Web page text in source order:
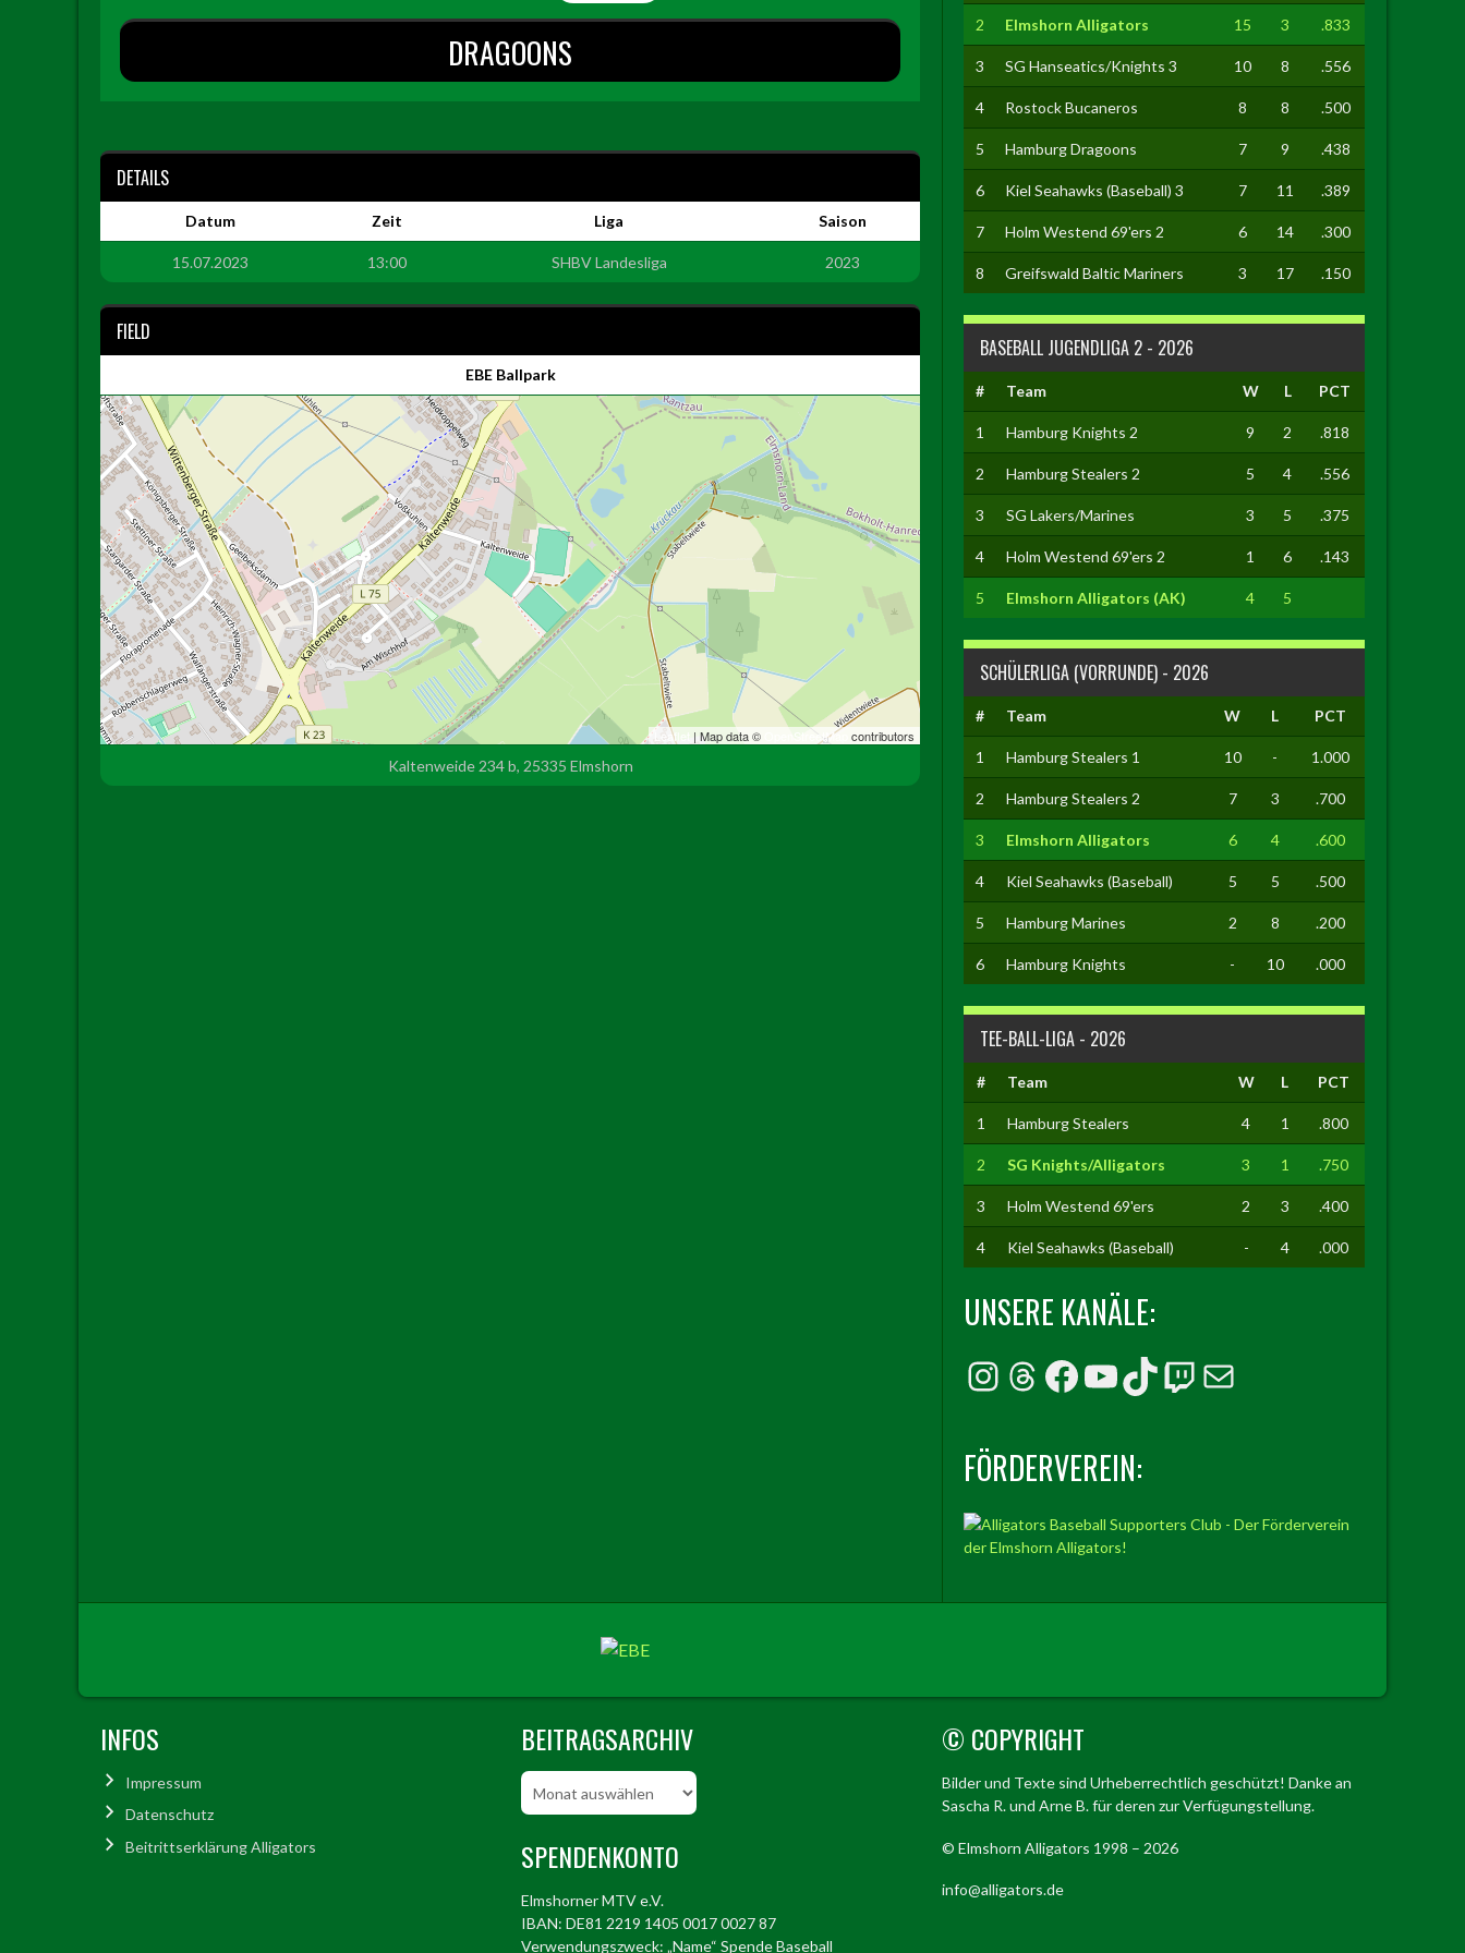
DRAGOONS
DETAILS
Datum Zeit Liga Saison
15.07.2023 13:00 SHBV Landesliga 2023
FIELD
EBE Ballpark
Leaflet | Map data © OpenStreetMap contributors
Kaltenweide 234 b, 25335 Elmshorn
2 Elmshorn Alligators 15 3 .833
3 SG Hanseatics/Knights 3 10 8 .556
4 Rostock Bucaneros 8 8 .500
5 Hamburg Dragoons 7 9 .438
6 Kiel Seahawks (Baseball) 3 7 11 .389
7 Holm Westend 69'ers 2 6 14 .300
8 Greifswald Baltic Mariners 3 17 .150
BASEBALL JUGENDLIGA 2 - 2026
# Team W L PCT
1 Hamburg Knights 2 9 2 .818
2 Hamburg Stealers 2 5 4 .556
3 SG Lakers/Marines 3 5 .375
4 Holm Westend 69'ers 2 1 6 .143
5 Elmshorn Alligators (AK) 4 5
SCHÜLERLIGA (VORRUNDE) - 2026
# Team W L PCT
1 Hamburg Stealers 1 10 - 1.000
2 Hamburg Stealers 2 7 3 .700
3 Elmshorn Alligators 6 4 .600
4 Kiel Seahawks (Baseball) 5 5 .500
5 Hamburg Marines 2 8 .200
6 Hamburg Knights - 10 .000
TEE-BALL-LIGA - 2026
# Team W L PCT
1 Hamburg Stealers 4 1 .800
2 SG Knights/Alligators 3 1 .750
3 Holm Westend 69'ers 2 3 .400
4 Kiel Seahawks (Baseball) - 4 .000
UNSERE KANÄLE:
Instagram
Threads
Facebook
YouTube
TikTok
Twitch
E-Mail
FÖRDERVEREIN:
INFOS
Impressum
Datenschutz
Beitrittserklärung Alligators
BEITRAGSARCHIV
Beitragsarchiv
SPENDENKONTO
Elmshorner MTV e.V.
IBAN: DE81 2219 1405 0017 0027 87
Verwendungszweck: „Name“ Spende Baseball
© COPYRIGHT
Bilder und Texte sind Urheberrechtlich geschützt! Danke an
Sascha R. und Arne B. für deren zur Verfügungstellung.
© Elmshorn Alligators 1998 – 2026
info@alligators.de